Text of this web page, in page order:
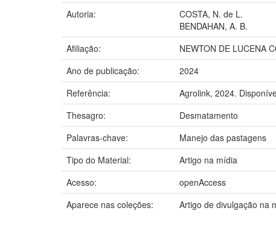
Autoria:
COSTA, N. de L.
BENDAHAN, A. B.
Afiliação:
NEWTON DE LUCENA
Ano de publicação:
2024
Referência:
Agrolink, 2024.
Thesagro:
Desmatamento
Palavras-chave:
Manejo das pastagens
Tipo do Material:
Artigo na mídia
Acesso:
openAccess
Aparece nas coleções:
Artigo de divulgação na